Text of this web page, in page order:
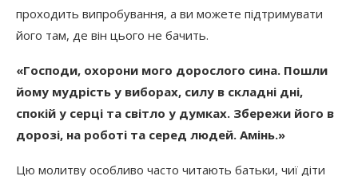
проходить випробування, а ви можете підтримувати
його там, де він цього не бачить.
«Господи, охорони мого дорослого сина. Пошли
йому мудрість у виборах, силу в складні дні,
спокій у серці та світло у думках. Збережи його в
дорозі, на роботі та серед людей. Амінь.»
Цю молитву особливо часто читають батьки, чиї діти